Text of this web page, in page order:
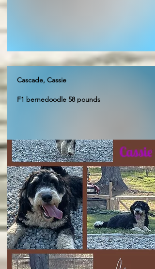
Cascade, Cassie
F1 bernedoodle 58 pounds